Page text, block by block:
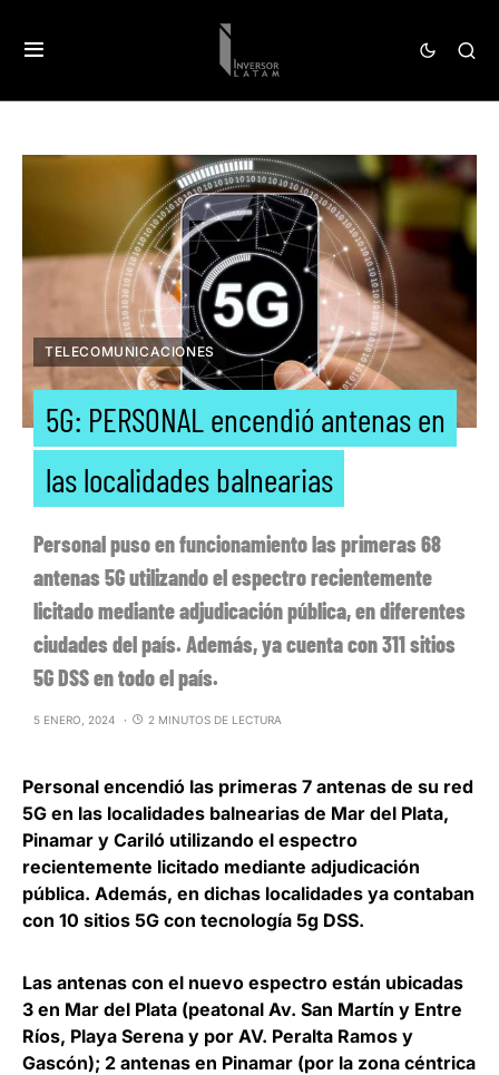
TELECOMUNICACIONES
5G: PERSONAL encendió antenas en
las localidades balnearias
Personal puso en funcionamiento las primeras 68
antenas 5G utilizando el espectro recientemente
licitado mediante adjudicación pública, en diferentes
ciudades del país. Además, ya cuenta con 311 sitios
5G DSS en todo el país.
5 ENERO, 2024 2 MINUTOS DE LECTURA
Personal encendió las primeras 7 antenas de su red
5G en las localidades balnearias de Mar del Plata,
Pinamar y Cariló utilizando el espectro
recientemente licitado mediante adjudicación
pública. Además, en dichas localidades ya contaban
con 10 sitios 5G con tecnología 5g DSS.
Las antenas con el nuevo espectro están ubicadas
3 en Mar del Plata (peatonal Av. San Martín y Entre
Ríos, Playa Serena y por AV. Peralta Ramos y
Gascón); 2 antenas en Pinamar (por la zona céntrica